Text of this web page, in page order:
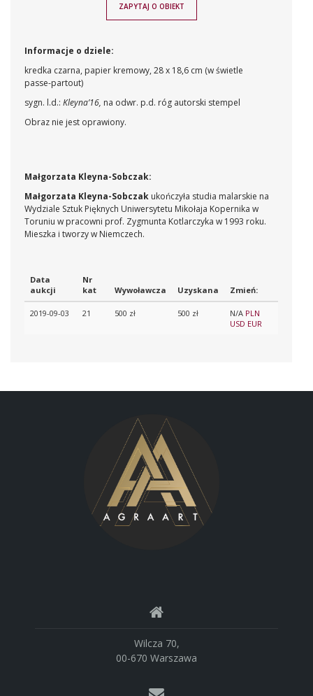
ZAPYTAJ O OBIEKT
Informacje o dziele:
kredka czarna, papier kremowy, 28 x 18,6 cm (w świetle
passe-partout)
sygn. l.d.: Kleyna’16, na odwr. p.d. róg autorski stempel
Obraz nie jest oprawiony.
Małgorzata Kleyna-Sobczak:
Małgorzata Kleyna-Sobczak ukończyła studia malarskie na
Wydziale Sztuk Pięknych Uniwersytetu Mikołaja Kopernika w
Toruniu w pracowni prof. Zygmunta Kotlarczyka w 1993 roku.
Mieszka i tworzy w Niemczech.
Data
aukcji
Nr
kat
Wywoławcza Uzyskana Zmień:
2019-09-03 21 500 zł 500 zł N/A PLN
USD EUR
Wilcza 70,
00-670 Warszawa